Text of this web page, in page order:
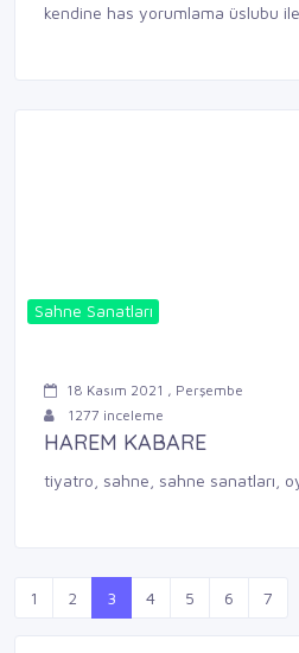
kendine has yorumlama üslubu ile
Sahne Sanatları
18 Kasım 2021 , Perşembe
1277 inceleme
HAREM KABARE
tiyatro, sahne, sahne sanatları,
1 2 3 4 5 6 7